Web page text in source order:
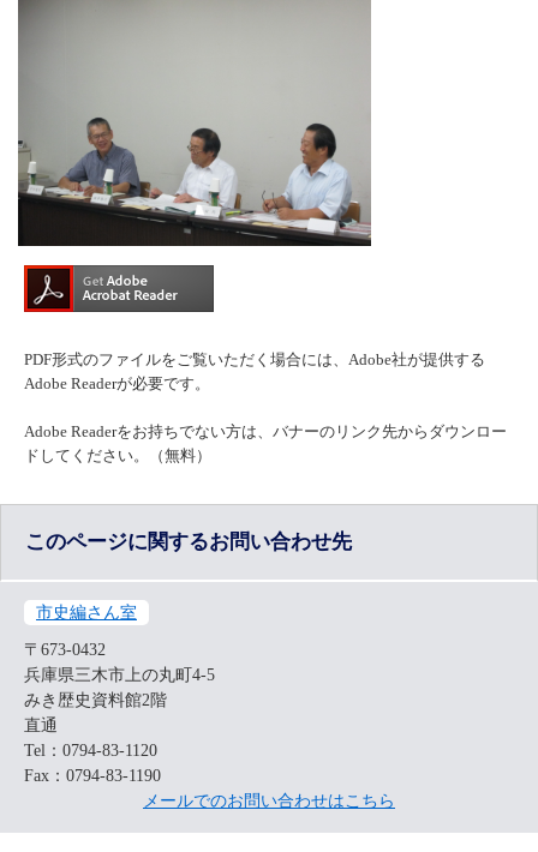
PDF形式のファイルをご覧いただく場合には、Adobe社が提供する
Adobe Readerが必要です。
Adobe Readerをお持ちでない方は、バナーのリンク先からダウンロー
ドしてください。（無料）
このページに関するお問い合わせ先
市史編さん室
〒673-0432
兵庫県三木市上の丸町4-5
みき歴史資料館2階
直通
Tel：0794-83-1120
Fax：0794-83-1190
メールでのお問い合わせはこちら